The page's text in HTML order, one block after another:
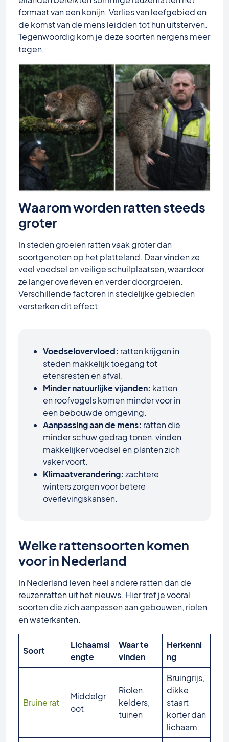
formaat van een konijn. Verlies van leefgebied en
de komst van de mens leidden tot hun uitsterven.
Tegenwoordig kom je deze soorten nergens meer
tegen.
Waarom worden ratten steeds
groter
In steden groeien ratten vaak groter dan
soortgenoten op het platteland. Daar vinden ze
veel voedsel en veilige schuilplaatsen, waardoor
ze langer overleven en verder doorgroeien.
Verschillende factoren in stedelijke gebieden
versterken dit effect:
Voedselovervloed: ratten krijgen in
steden makkelijk toegang tot
etensresten en afval.
Minder natuurlijke vijanden: katten
en roofvogels komen minder voor in
een bebouwde omgeving.
Aanpassing aan de mens: ratten die
minder schuw gedrag tonen, vinden
makkelijker voedsel en planten zich
vaker voort.
Klimaatverandering: zachtere
winters zorgen voor betere
overlevingskansen.
Welke rattensoorten komen
voor in Nederland
In Nederland leven heel andere ratten dan de
reuzenratten uit het nieuws. Hier tref je vooral
soorten die zich aanpassen aan gebouwen, riolen
en waterkanten.
Soort
Lichaamsl
engte
Waar te
vinden
Herkenni
ng
Bruine rat
Middelgr
oot
Riolen,
kelders,
tuinen
Bruingrijs,
dikke
staart
korter dan
lichaam